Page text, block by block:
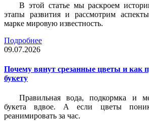
В этой статье мы раскроем
этапы развития и рассмотрим
марке мировую известность.
Подробнее
09.07.2026
Почему вянут срезанные цветы и как
букету
Правильная вода, подкормка и
букета вдвое. А если цветы
реанимировать за час.